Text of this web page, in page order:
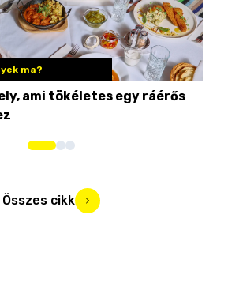
ma?
ami tökéletes egy ráérős
Összes cikk